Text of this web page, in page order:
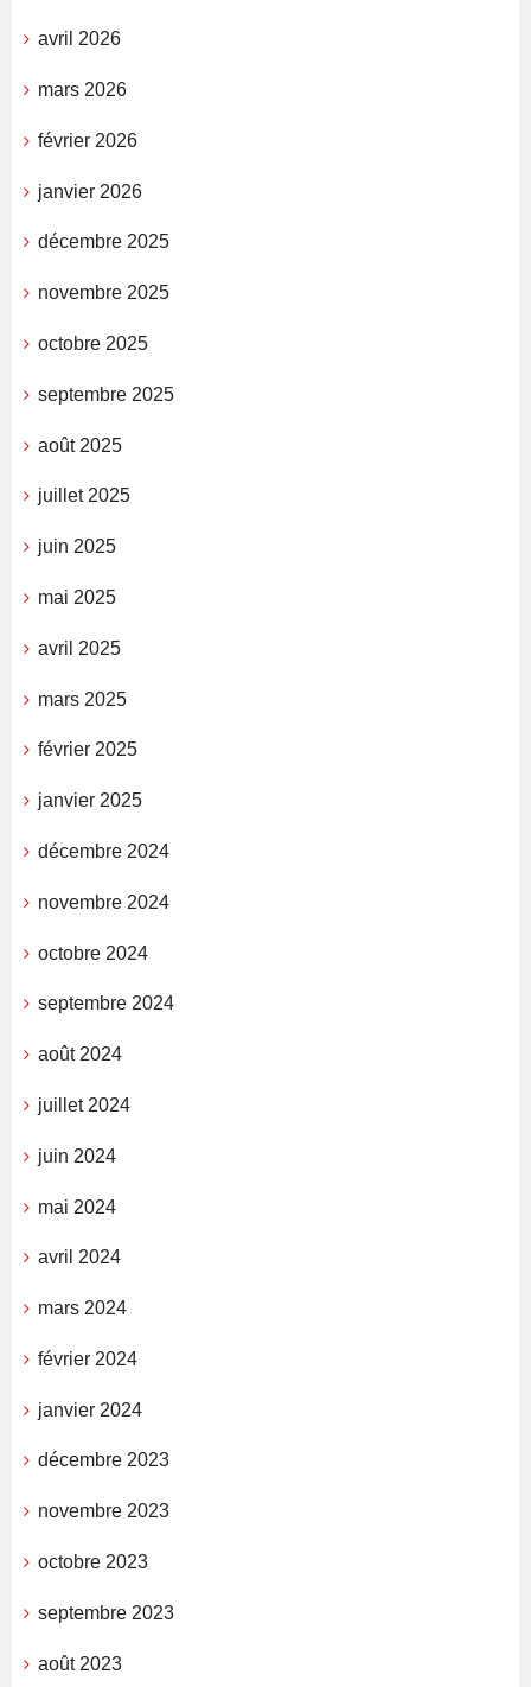
avril 2026
mars 2026
février 2026
janvier 2026
décembre 2025
novembre 2025
octobre 2025
septembre 2025
août 2025
juillet 2025
juin 2025
mai 2025
avril 2025
mars 2025
février 2025
janvier 2025
décembre 2024
novembre 2024
octobre 2024
septembre 2024
août 2024
juillet 2024
juin 2024
mai 2024
avril 2024
mars 2024
février 2024
janvier 2024
décembre 2023
novembre 2023
octobre 2023
septembre 2023
août 2023